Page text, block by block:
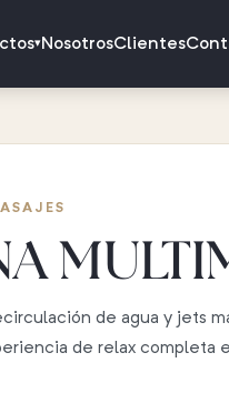
▾NosotrosClientes
de agua y jets
de relax completa